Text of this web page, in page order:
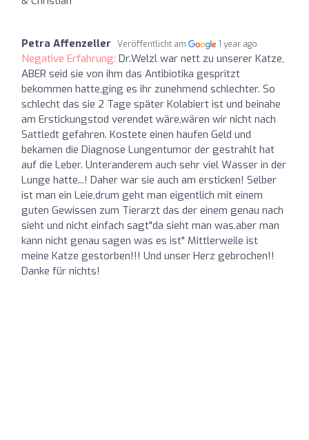
Petra Affenzeller Veröffentlicht am 1 year ago
Negative Erfahrung: Dr.Welzl war nett zu unserer Katze,
ABER seid sie von ihm das Antibiotika gespritzt
bekommen hatte,ging es ihr zunehmend schlechter. So
schlecht das sie 2 Tage später Kolabiert ist und beinahe
am Erstickungstod verendet wäre,wären wir nicht nach
Sattledt gefahren. Kostete einen haufen Geld und
bekamen die Diagnose Lungentumor der gestrahlt hat
auf die Leber. Unteranderem auch sehr viel Wasser in der
Lunge hatte...! Daher war sie auch am ersticken! Selber
ist man ein Leie,drum geht man eigentlich mit einem
guten Gewissen zum Tierarzt das der einem genau nach
sieht und nicht einfach sagt"da sieht man was,aber man
kann nicht genau sagen was es ist" Mittlerweile ist
meine Katze gestorben!!! Und unser Herz gebrochen!!
Danke für nichts!